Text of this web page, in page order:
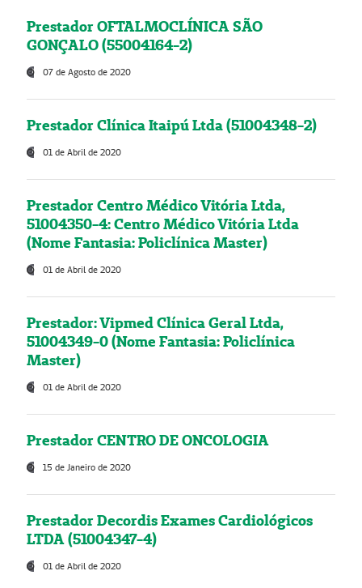
Prestador OFTALMOCLÍNICA SÃO
GONÇALO (55004164-2)
07 de Agosto de 2020
Prestador Clínica Itaipú Ltda (51004348-2)
01 de Abril de 2020
Prestador Centro Médico Vitória Ltda,
51004350-4: Centro Médico Vitória Ltda
(Nome Fantasia: Policlínica Master)
01 de Abril de 2020
Prestador: Vipmed Clínica Geral Ltda,
51004349-0 (Nome Fantasia: Policlínica
Master)
01 de Abril de 2020
Prestador CENTRO DE ONCOLOGIA
15 de Janeiro de 2020
Prestador Decordis Exames Cardiológicos
LTDA (51004347-4)
01 de Abril de 2020